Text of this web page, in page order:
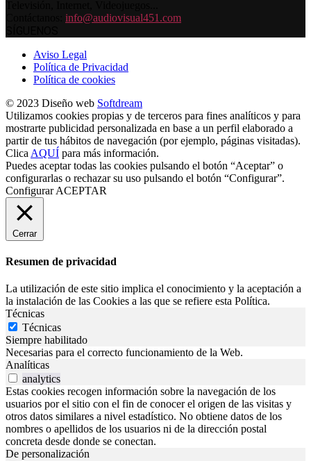
info@audiovisual451.com
Aviso Legal
Política de Privacidad
Política de cookies
© 2023 Diseño web Softdream
Utilizamos cookies propias y de terceros para fines analíticos y para
mostrarte publicidad personalizada en base a un perfil elaborado a
partir de tus hábitos de navegación (por ejemplo, páginas visitadas).
Clica AQUÍ para más información.
Puedes aceptar todas las cookies pulsando el botón “Aceptar” o
configurarlas o rechazar su uso pulsando el botón “Configurar”.
Configurar ACEPTAR
Cerrar
Resumen de privacidad
La utilización de este sitio implica el conocimiento y la aceptación a
la instalación de las Cookies a las que se refiere esta Política.
Técnicas
Técnicas
Siempre habilitado
Necesarias para el correcto funcionamiento de la Web.
Analíticas
analytics
Estas cookies recogen información sobre la navegación de los
usuarios por el sitio con el fin de conocer el origen de las visitas y
otros datos similares a nivel estadístico. No obtiene datos de los
nombres o apellidos de los usuarios ni de la dirección postal
concreta desde donde se conectan.
De personalización